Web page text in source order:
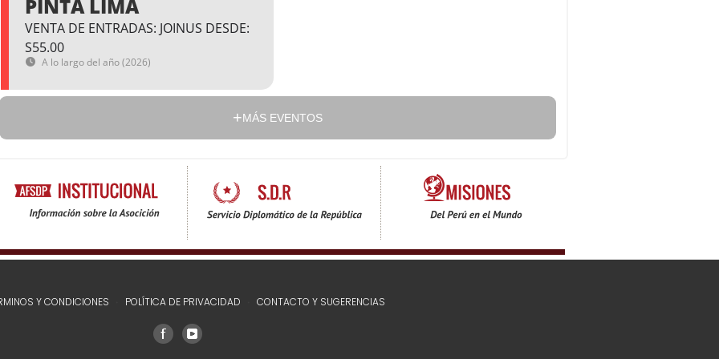
PINTA LIMA
VENTA DE ENTRADAS: JOINUS DESDE:
S55.00
A lo largo del año (2026)
MÁS EVENTOS
Y CONDICIONES POLÍTICA DE PRIVACIDAD CONTACTO Y SUGERENCIAS